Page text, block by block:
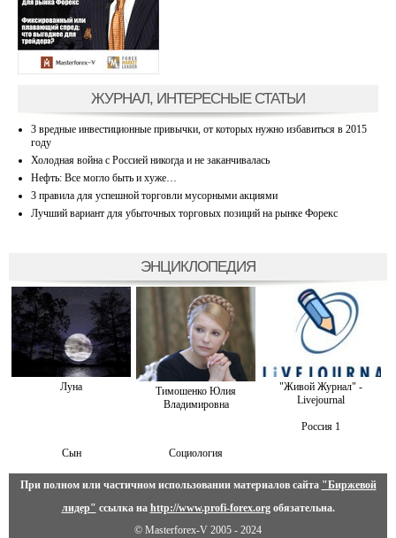
ЖУРНАЛ, ИНТЕРЕСНЫЕ СТАТЬИ
3 вредные инвестиционные привычки, от которых нужно избавиться в 2015
году
Холодная война с Россией никогда и не заканчивалась
Нефть: Все могло быть и хуже…
3 правила для успешной торговли мусорными акциями
Лучший вариант для убыточных торговых позиций на рынке Форекс
ЭНЦИКЛОПЕДИЯ
Луна
Тимошенко Юлия
Владимировна
"Живой Журнал" -
Livejournal
Россия 1
Сын Социология
При полном или частичном использовании материалов сайта "Биржевой
лидер" ссылка на http://www.profi-forex.orgобязательна.
© Masterforex-V 2005 - 2024